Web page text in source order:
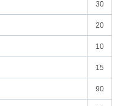
30
20
10
15
90